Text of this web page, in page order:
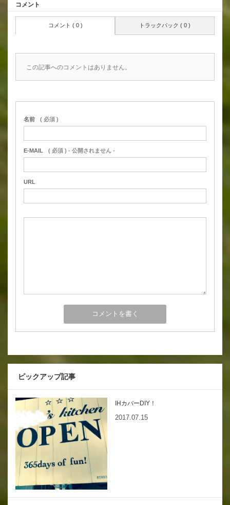
コメント
コメント ( 0 ) トラックバック ( 0 )
この記事へのコメントはありません。
名前 ( 必須 )
E-MAIL ( 必須 ) - 公開されません -
URL
ピックアップ記事
IHカバーDIY！
2017.07.15